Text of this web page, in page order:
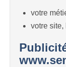
votre
votre